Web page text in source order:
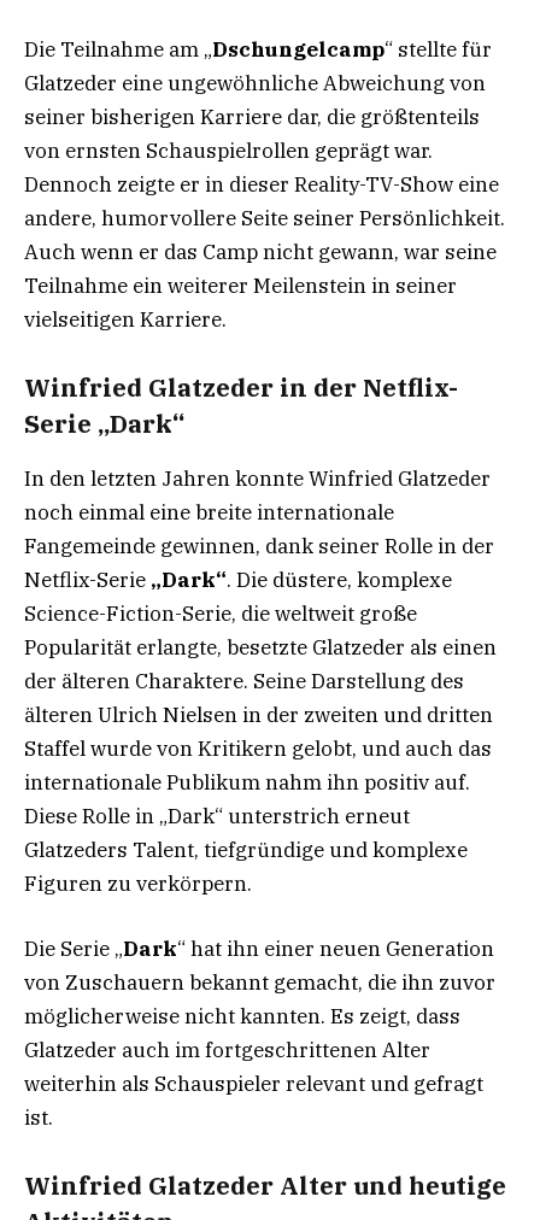
Die Teilnahme am „Dschungelcamp“ stellte für
Glatzeder eine ungewöhnliche Abweichung von
seiner bisherigen Karriere dar, die größtenteils
von ernsten Schauspielrollen geprägt war.
Dennoch zeigte er in dieser Reality-TV-Show eine
andere, humorvollere Seite seiner Persönlichkeit.
Auch wenn er das Camp nicht gewann, war seine
Teilnahme ein weiterer Meilenstein in seiner
vielseitigen Karriere.
Winfried Glatzeder in der Netflix-
Serie „Dark“
In den letzten Jahren konnte Winfried Glatzeder
noch einmal eine breite internationale
Fangemeinde gewinnen, dank seiner Rolle in der
Netflix-Serie „Dark“. Die düstere, komplexe
Science-Fiction-Serie, die weltweit große
Popularität erlangte, besetzte Glatzeder als einen
der älteren Charaktere. Seine Darstellung des
älteren Ulrich Nielsen in der zweiten und dritten
Staffel wurde von Kritikern gelobt, und auch das
internationale Publikum nahm ihn positiv auf.
Diese Rolle in „Dark“ unterstrich erneut
Glatzeders Talent, tiefgründige und komplexe
Figuren zu verkörpern.
Die Serie „Dark“ hat ihn einer neuen Generation
von Zuschauern bekannt gemacht, die ihn zuvor
möglicherweise nicht kannten. Es zeigt, dass
Glatzeder auch im fortgeschrittenen Alter
weiterhin als Schauspieler relevant und gefragt
ist.
Winfried Glatzeder Alter und heutige